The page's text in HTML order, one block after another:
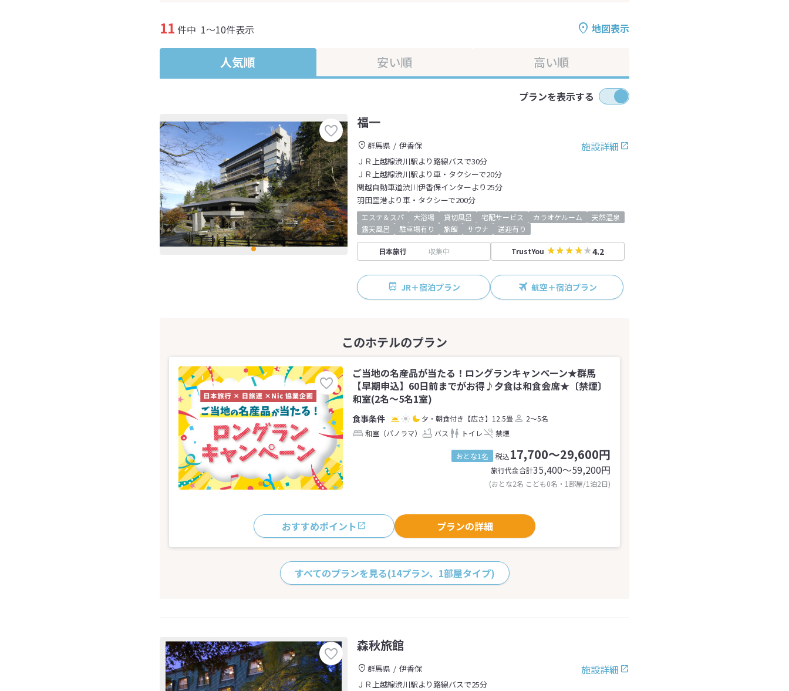
地図表示
11 件中 1～10件表示
人気順 安い順 高い順
プランを表示する
福一
施設詳細
群馬県
伊香保
ＪＲ上越線渋川駅より路線バスで30分
ＪＲ上越線渋川駅より車・タクシーで20分
関越自動車道渋川伊香保インターより25分
羽田空港より車・タクシーで200分
エステ＆スパ 大浴場 貸切風呂 宅配サービス カラオケルーム
天然温泉
露天風呂
駐車場有り 旅館 サウナ 送迎有り
日本旅行 収集中 TrustYou 4.2
JR＋宿泊プラン 航空＋宿泊プラン
ご当地の名産品が当たる！ロングランキャンペーン★群馬
【早期申込】60日前までがお得♪夕食は和食会席★〔禁煙〕
和室(2名～5名1室)
夕・朝食付き 【広さ】12.5畳
2～5名
和室（パノラマ）
バス トイレ 禁煙
おとな1名 税込17,700～29,600円
旅行代金合計35,400〜59,200円
(おとな2名 こども0名・1部屋/1泊2日)
おすすめポイント プランの詳細
すべてのプランを見る(14プラン、1部屋タイプ)
森秋旅館
施設詳細
群馬県
伊香保
ＪＲ上越線渋川駅より路線バスで25分